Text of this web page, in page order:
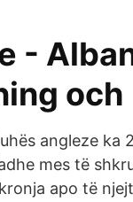
-
och
angleze
mes të
apo të